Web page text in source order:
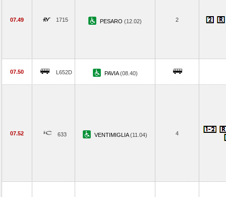
07.49 1715 PESARO (12.02) 2
07.50 L652D PAVIA(08.40)
07.52 633 VENTIMIGLIA(11.04) 4